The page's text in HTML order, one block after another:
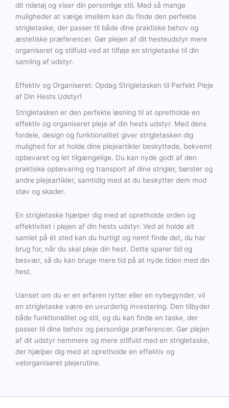
dit ridetøj og viser din personlige stil. Med så mange
muligheder at vælge imellem kan du finde den perfekte
strigletaske, der passer til både dine praktiske behov og
æstetiske præferencer. Gør plejen af dit hesteudstyr mere
organiseret og stilfuld ved at tilføje en strigletaske til din
samling af udstyr.
Effektiv og Organiseret: Opdag Strigletasken til Perfekt Pleje
af Din Hests Udstyr!
Strigletasken er den perfekte løsning til at opretholde en
effektiv og organiseret pleje af din hests udstyr. Med dens
fordele, design og funktionalitet giver strigletasken dig
mulighed for at holde dine plejeartikler beskyttede, bekvemt
opbevaret og let tilgængelige. Du kan nyde godt af den
praktiske opbevaring og transport af dine strigler, børster og
andre plejeartikler, samtidig med at du beskytter dem mod
støv og skader.
En strigletaske hjælper dig med at opretholde orden og
effektivitet i plejen af din hests udstyr. Ved at holde alt
samlet på ét sted kan du hurtigt og nemt finde det, du har
brug for, når du skal pleje din hest. Dette sparer tid og
besvær, så du kan bruge mere tid på at nyde tiden med din
hest.
Uanset om du er en erfaren rytter eller en nybegynder, vil
en strigletaske være en uvurderlig investering. Den tilbyder
både funktionalitet og stil, og du kan finde en taske, der
passer til dine behov og personlige præferencer. Gør plejen
af dit udstyr nemmere og mere stilfuld med en strigletaske,
der hjælper dig med at opretholde en effektiv og
velorganiseret plejerutine.